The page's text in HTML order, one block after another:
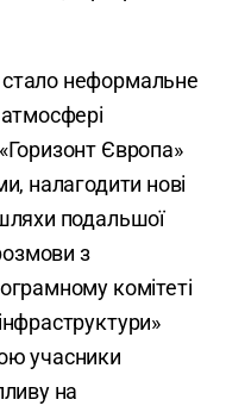
неформальне
Європа»
налагодити нові
подальшої
з
комітеті
учасники
на